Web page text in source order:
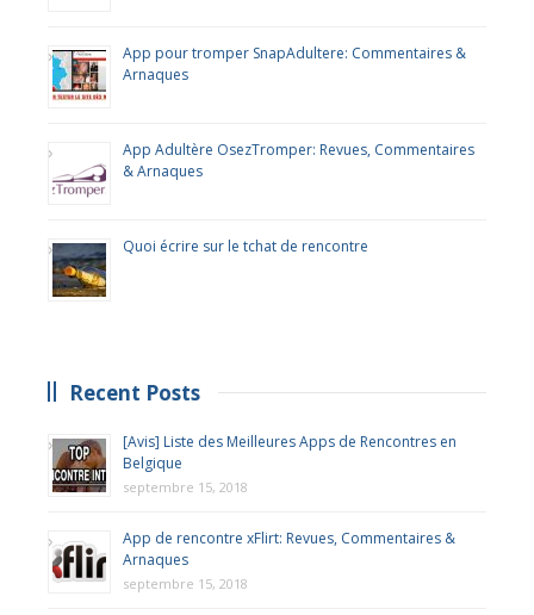
App pour tromper SnapAdultere: Commentaires &
Arnaques
App Adultère OsezTromper: Revues, Commentaires
& Arnaques
Quoi écrire sur le tchat de rencontre
Recent Posts
[Avis] Liste des Meilleures Apps de Rencontres en
Belgique
septembre 15, 2018
App de rencontre xFlirt: Revues, Commentaires &
Arnaques
septembre 15, 2018